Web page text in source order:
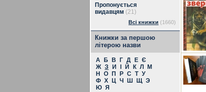
Пропонується
видавцям (21)
Всі книжки (1660)
Книжки за першою
літерою назви
А Б В Г Д Е Є
Ж З И Й К Л
М
Н
О П Р С Т У
Ф Х Ц Ч Ш Щ Э
Ю Я